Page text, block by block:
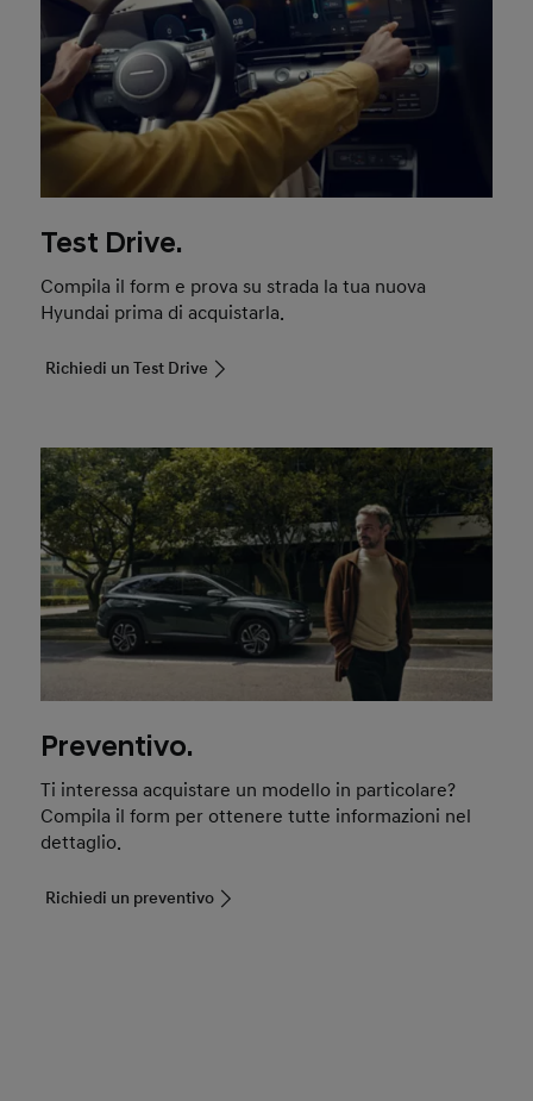
Test Drive.
Compila il form e prova su strada la tua nuova
Hyundai prima di acquistarla.
Richiedi un Test Drive
Preventivo.
Ti interessa acquistare un modello in particolare?
Compila il form per ottenere tutte informazioni nel
dettaglio.
Richiedi un preventivo